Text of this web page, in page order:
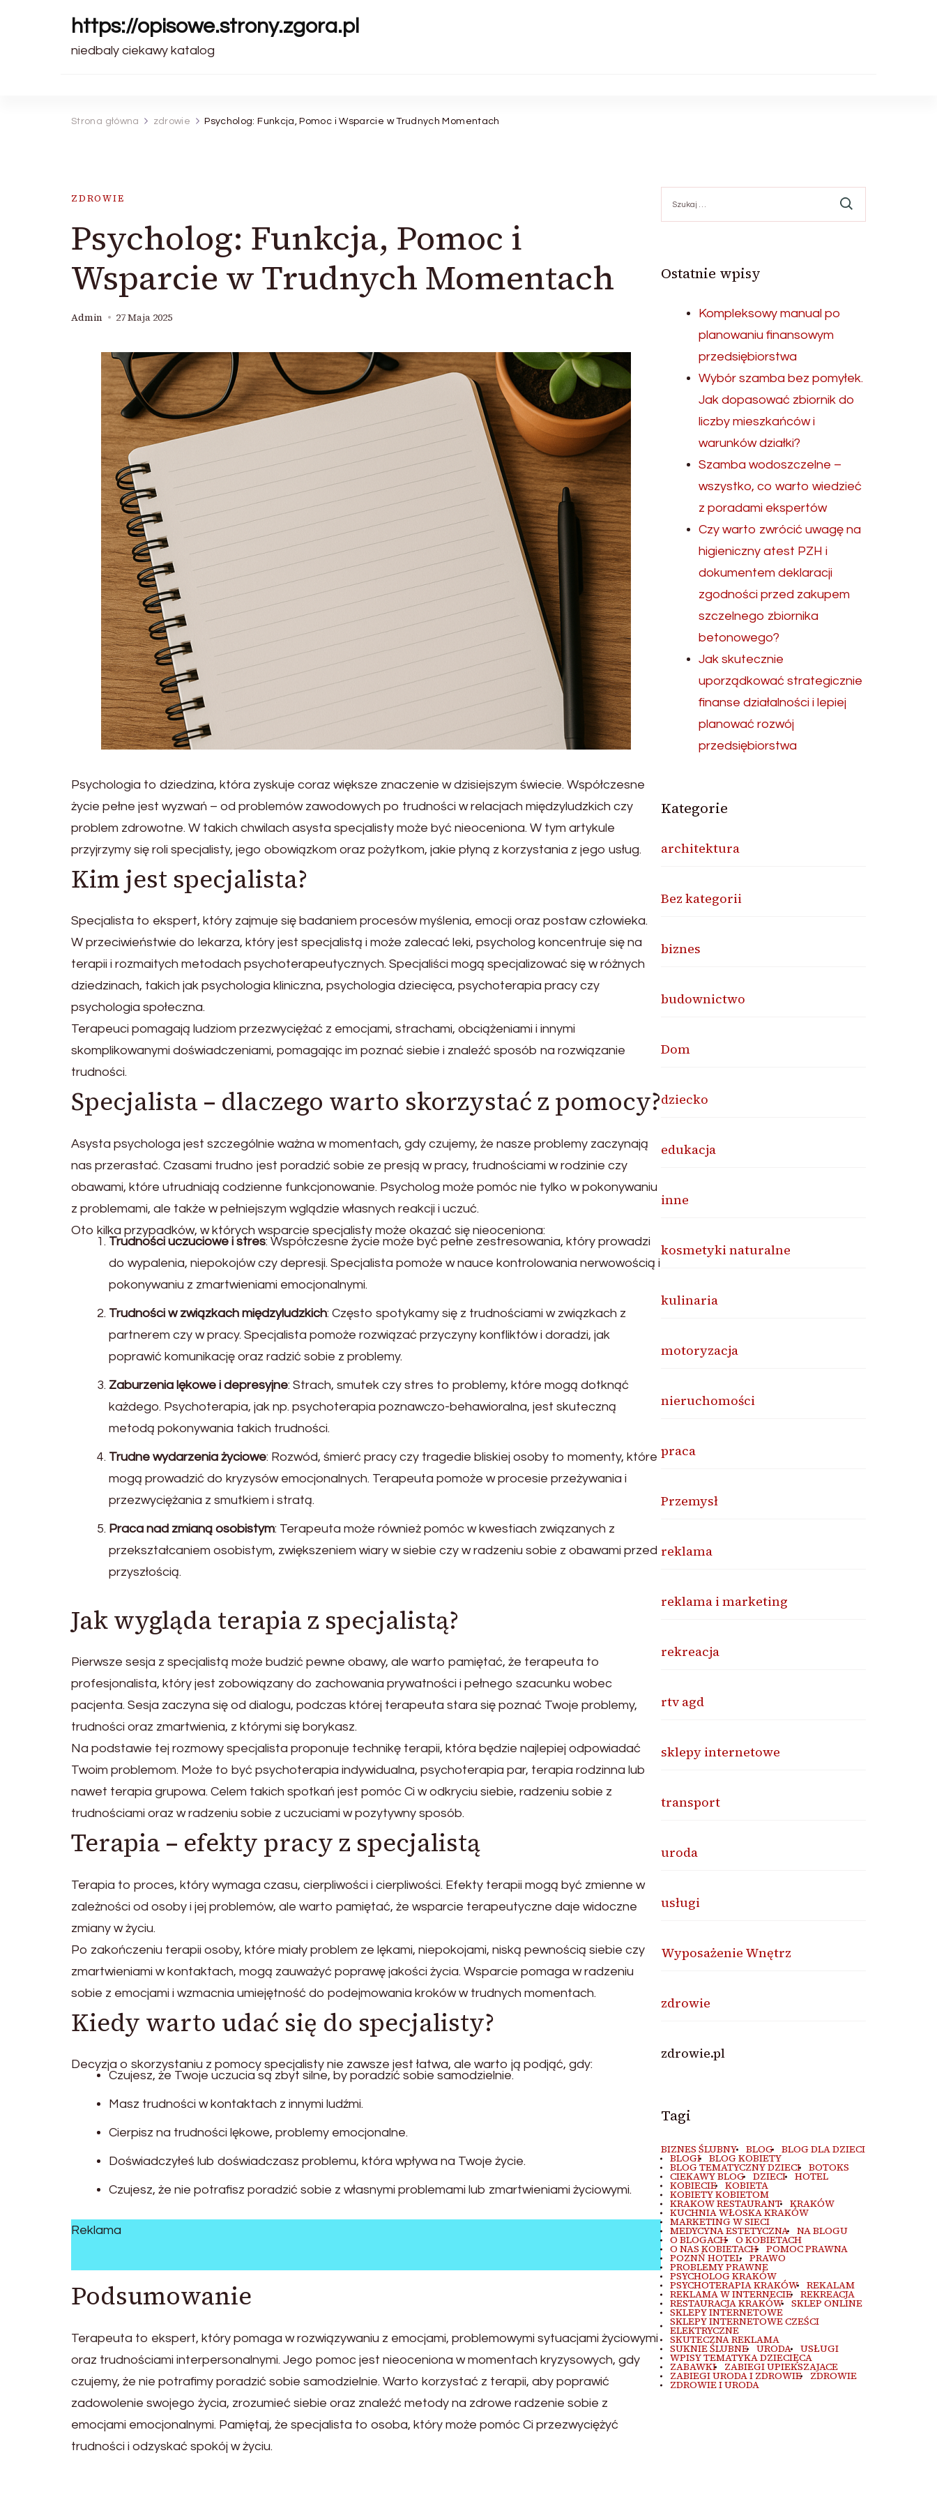
https://opisowe.strony.zgora.pl
niedbaly ciekawy katalog
Strona główna zdrowie Psycholog: Funkcja, Pomoc i Wsparcie w Trudnych Momentach
ZDROWIE
Psycholog: Funkcja, Pomoc i
Wsparcie w Trudnych Momentach
Admin 27 Maja 2025
Psychologia to dziedzina, która zyskuje coraz większe znaczenie w dzisiejszym świecie. Współczesne
życie pełne jest wyzwań – od problemów zawodowych po trudności w relacjach międzyludzkich czy
problem zdrowotne. W takich chwilach asysta specjalisty może być nieoceniona. W tym artykule
przyjrzymy się roli specjalisty, jego obowiązkom oraz pożytkom, jakie płyną z korzystania z jego usług.
Kim jest specjalista?
Specjalista to ekspert, który zajmuje się badaniem procesów myślenia, emocji oraz postaw człowieka.
W przeciwieństwie do lekarza, który jest specjalistą i może zalecać leki, psycholog koncentruje się na
terapii i rozmaitych metodach psychoterapeutycznych. Specjaliści mogą specjalizować się w różnych
dziedzinach, takich jak psychologia kliniczna, psychologia dziecięca, psychoterapia pracy czy
psychologia społeczna.
Terapeuci pomagają ludziom przezwyciężać z emocjami, strachami, obciążeniami i innymi
skomplikowanymi doświadczeniami, pomagając im poznać siebie i znaleźć sposób na rozwiązanie
trudności.
Specjalista – dlaczego warto skorzystać z pomocy?
Asysta psychologa jest szczególnie ważna w momentach, gdy czujemy, że nasze problemy zaczynają
nas przerastać. Czasami trudno jest poradzić sobie ze presją w pracy, trudnościami w rodzinie czy
obawami, które utrudniają codzienne funkcjonowanie. Psycholog może pomóc nie tylko w pokonywaniu
z problemami, ale także w pełniejszym wglądzie własnych reakcji i uczuć.
Oto kilka przypadków, w których wsparcie specjalisty może okazać się nieoceniona:
Trudności uczuciowe i stres: Współczesne życie może być pełne zestresowania, który prowadzi
do wypalenia, niepokojów czy depresji. Specjalista pomoże w nauce kontrolowania nerwowością i
pokonywaniu z zmartwieniami emocjonalnymi.
Trudności w związkach międzyludzkich: Często spotykamy się z trudnościami w związkach z
partnerem czy w pracy. Specjalista pomoże rozwiązać przyczyny konfliktów i doradzi, jak
poprawić komunikację oraz radzić sobie z problemy.
Zaburzenia lękowe i depresyjne: Strach, smutek czy stres to problemy, które mogą dotknąć
każdego. Psychoterapia, jak np. psychoterapia poznawczo-behawioralna, jest skuteczną
metodą pokonywania takich trudności.
Trudne wydarzenia życiowe: Rozwód, śmierć pracy czy tragedie bliskiej osoby to momenty, które
mogą prowadzić do kryzysów emocjonalnych. Terapeuta pomoże w procesie przeżywania i
przezwyciężania z smutkiem i stratą.
Praca nad zmianą osobistym: Terapeuta może również pomóc w kwestiach związanych z
przekształcaniem osobistym, zwiększeniem wiary w siebie czy w radzeniu sobie z obawami przed
przyszłością.
Jak wygląda terapia z specjalistą?
Pierwsze sesja z specjalistą może budzić pewne obawy, ale warto pamiętać, że terapeuta to
profesjonalista, który jest zobowiązany do zachowania prywatności i pełnego szacunku wobec
pacjenta. Sesja zaczyna się od dialogu, podczas której terapeuta stara się poznać Twoje problemy,
trudności oraz zmartwienia, z którymi się borykasz.
Na podstawie tej rozmowy specjalista proponuje technikę terapii, która będzie najlepiej odpowiadać
Twoim problemom. Może to być psychoterapia indywidualna, psychoterapia par, terapia rodzinna lub
nawet terapia grupowa. Celem takich spotkań jest pomóc Ci w odkryciu siebie, radzeniu sobie z
trudnościami oraz w radzeniu sobie z uczuciami w pozytywny sposób.
Terapia – efekty pracy z specjalistą
Terapia to proces, który wymaga czasu, cierpliwości i cierpliwości. Efekty terapii mogą być zmienne w
zależności od osoby i jej problemów, ale warto pamiętać, że wsparcie terapeutyczne daje widoczne
zmiany w życiu.
Po zakończeniu terapii osoby, które miały problem ze lękami, niepokojami, niską pewnością siebie czy
zmartwieniami w kontaktach, mogą zauważyć poprawę jakości życia. Wsparcie pomaga w radzeniu
sobie z emocjami i wzmacnia umiejętność do podejmowania kroków w trudnych momentach.
Kiedy warto udać się do specjalisty?
Decyzja o skorzystaniu z pomocy specjalisty nie zawsze jest łatwa, ale warto ją podjąć, gdy:
Czujesz, że Twoje uczucia są zbyt silne, by poradzić sobie samodzielnie.
Masz trudności w kontaktach z innymi ludźmi.
Cierpisz na trudności lękowe, problemy emocjonalne.
Doświadczyłeś lub doświadczasz problemu, która wpływa na Twoje życie.
Czujesz, że nie potrafisz poradzić sobie z własnymi problemami lub zmartwieniami życiowymi.
Reklama
Podsumowanie
Terapeuta to ekspert, który pomaga w rozwiązywaniu z emocjami, problemowymi sytuacjami życiowymi
oraz trudnościami interpersonalnymi. Jego pomoc jest nieoceniona w momentach kryzysowych, gdy
czujemy, że nie potrafimy poradzić sobie samodzielnie. Warto korzystać z terapii, aby poprawić
zadowolenie swojego życia, zrozumieć siebie oraz znaleźć metody na zdrowe radzenie sobie z
emocjami emocjonalnymi. Pamiętaj, że specjalista to osoba, który może pomóc Ci przezwyciężyć
trudności i odzyskać spokój w życiu.
Ostatnie wpisy
Kompleksowy manual po
planowaniu finansowym
przedsiębiorstwa
Wybór szamba bez pomyłek.
Jak dopasować zbiornik do
liczby mieszkańców i
warunków działki?
Szamba wodoszczelne –
wszystko, co warto wiedzieć
z poradami ekspertów
Czy warto zwrócić uwagę na
higieniczny atest PZH i
dokumentem deklaracji
zgodności przed zakupem
szczelnego zbiornika
betonowego?
Jak skutecznie
uporządkować strategicznie
finanse działalności i lepiej
planować rozwój
przedsiębiorstwa
Kategorie
architektura
Bez kategorii
biznes
budownictwo
Dom
dziecko
edukacja
inne
kosmetyki naturalne
kulinaria
motoryzacja
nieruchomości
praca
Przemysł
reklama
reklama i marketing
rekreacja
rtv agd
sklepy internetowe
transport
uroda
usługi
Wyposażenie Wnętrz
zdrowie
zdrowie.pl
Tagi
BIZNES ŚLUBNY BLOG BLOG DLA DZIECI
BLOGI BLOG KOBIETY
BLOG TEMATYCZNY DZIECI BOTOKS
CIEKAWY BLOG DZIECI HOTEL
KOBIECIE KOBIETA
KOBIETY KOBIETOM
KRAKOW RESTAURANT KRAKÓW
KUCHNIA WŁOSKA KRAKÓW
MARKETING W SIECI
MEDYCYNA ESTETYCZNA NA BLOGU
O BLOGACH O KOBIETACH
O NAS KOBIETACH POMOC PRAWNA
POZNŃ HOTEL PRAWO
PROBLEMY PRAWNE
PSYCHOLOG KRAKÓW
PSYCHOTERAPIA KRAKÓW REKALAM
REKLAMA W INTERNECIE REKREACJA
RESTAURACJA KRAKÓW SKLEP ONLINE
SKLEPY INTERNETOWE
SKLEPY INTERNETOWE CZEŚCI
ELEKTRYCZNE
SKUTECZNA REKLAMA
SUKNIE ŚLUBNE URODA USŁUGI
WPISY TEMATYKA DZIECIĘCA
ZABAWKI ZABIEGI UPIEKSZAJACE
ZABIEGI URODA I ZDROWIE ZDROWIE
ZDROWIE I URODA